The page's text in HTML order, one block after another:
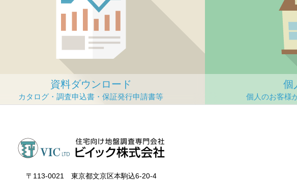
資料ダウンロード 個
〒113‐0021 東京都文京区本駒込6-20-4